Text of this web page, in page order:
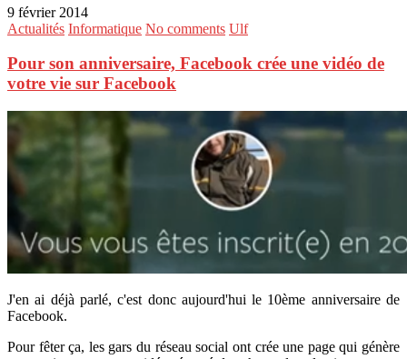
9 février 2014
Actualités Informatique No comments Ulf
Pour son anniversaire, Facebook crée une vidéo de
votre vie sur Facebook
J'en ai déjà parlé, c'est donc aujourd'hui le 10ème anniversaire de
Facebook.
Pour fêter ça, les gars du réseau social ont crée une page qui génère